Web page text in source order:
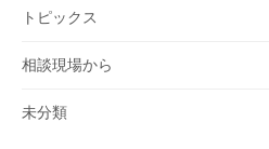
トピックス
相談現場から
未分類